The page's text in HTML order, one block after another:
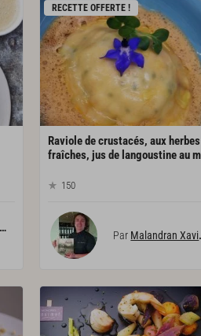
RECETTE OFFERTE !
Raviole de crustacés, aux herbes
150
Par Malandran Xavier